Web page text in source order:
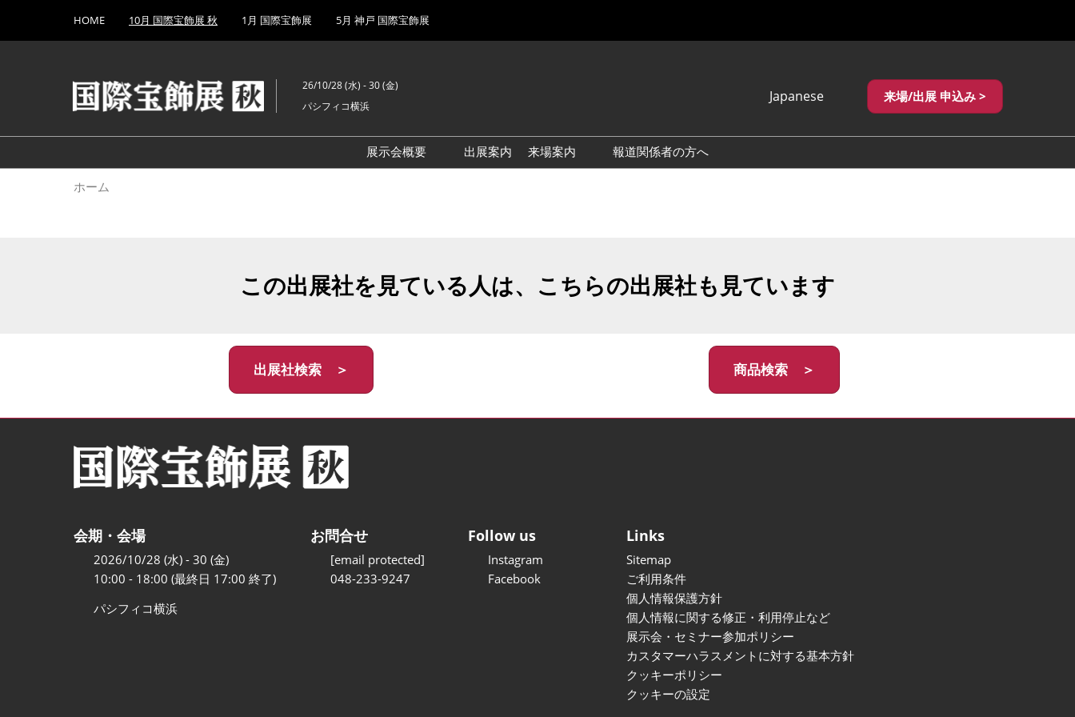
キ
し
て
to
HOME 10月 国際宝飾展 秋 1月 国際宝飾展 5月 神戸 国際宝飾展
26/10/28 (水) - 30 (金)
パシフィコ横浜
Japanese
繁體中文
来場/出展 申込み >
展示会概要
出展案内
来場案内
報道関係者の方へ
ホーム
この出展社を見ている人は、こちらの出展社も見ています
出展社検索 ＞ 商品検索 ＞
会期・会場
2026/10/28 (水) - 30 (金)
10:00 - 18:00 (最終日 17:00 終了)
パシフィコ横浜
お問合せ
[email protected]
048-233-9247
Follow us
Instagram
Facebook
Links
Sitemap
ご利用条件
個人情報保護方針
個人情報に関する修正・利用停止など
展示会・セミナー参加ポリシー
カスタマーハラスメントに対する基本方針
クッキーポリシー
クッキーの設定